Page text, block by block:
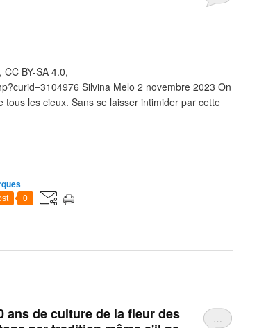
BY-SA 4.0,
Silvina Melo 2 novembre 2023 On
les cieux. Sans se laisser intimider par cette
0
…
ans de culture de la fleur des